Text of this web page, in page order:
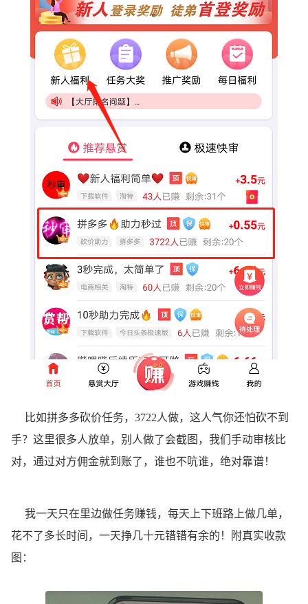
比如拼多多砍价任务，3722人做，这人气你还怕砍不到
手？这里很多人放单，别人做了会截图，我们手动审核比
对，通过对方佣金就到账了，谁也不吭谁，绝对靠谱！
我一天只在里边做任务赚钱，每天上下班路上做几单，
花不了多长时间，一天挣几十元错错有余的！附真实收款
图：